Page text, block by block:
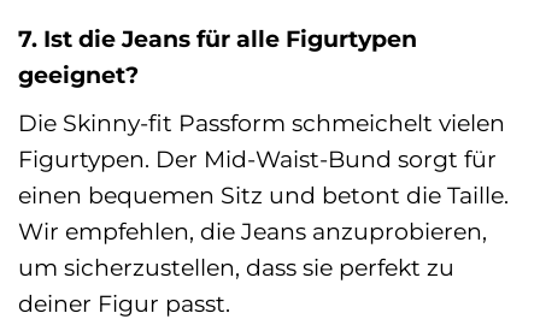
7. Ist die Jeans für alle Figurtypen
geeignet?
Die Skinny-fit Passform schmeichelt vielen
Figurtypen. Der Mid-Waist-Bund sorgt für
einen bequemen Sitz und betont die Taille.
Wir empfehlen, die Jeans anzuprobieren,
um sicherzustellen, dass sie perfekt zu
deiner Figur passt.